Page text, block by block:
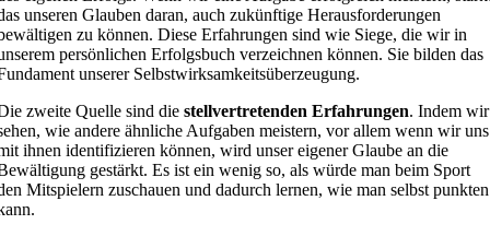
unseren Glauben daran, auch zukünftige Herausforderungen
zu können. Diese Erfahrungen sind wie Siege, die wir in
persönlichen Erfolgsbuch verzeichnen können. Sie bilden das
unserer Selbstwirksamkeitsüberzeugung.
zweite Quelle sind diestellvertretenden Erfahrungen. Indem wir
wie andere ähnliche Aufgaben meistern, vor allem wenn wir uns
ihnen identifizieren können, wird unser eigener Glaube an die
gestärkt. Es ist ein wenig so, als würde man beim Sport
Mitspielern zuschauen und dadurch lernen, wie man selbst punkten